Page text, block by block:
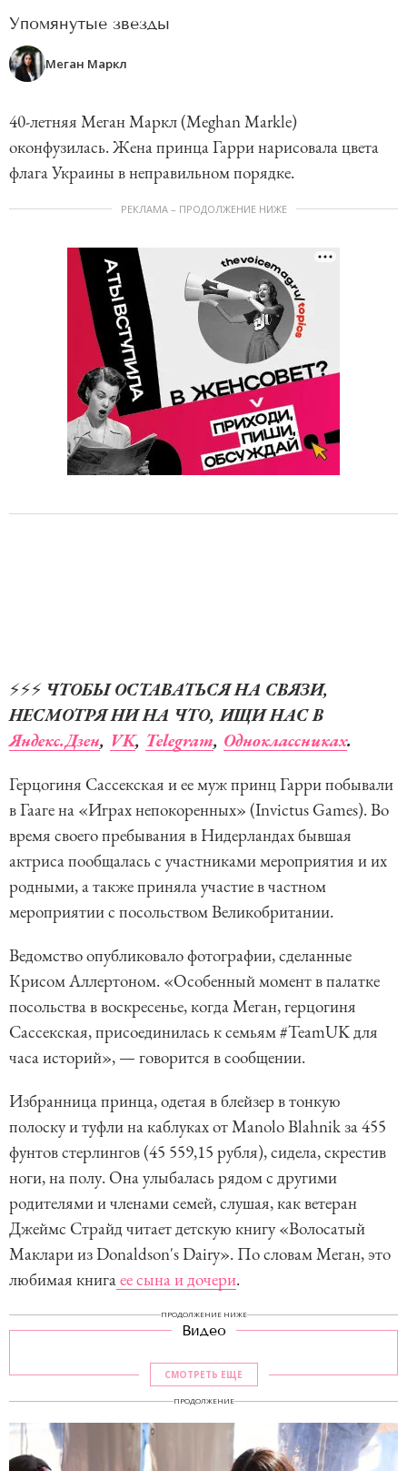
Упомянутые звезды
Меган Маркл
40-летняя Меган Маркл (Meghan Markle)
оконфузилась. Жена принца Гарри нарисовала цвета
флага Украины в неправильном порядке.
РЕКЛАМА – ПРОДОЛЖЕНИЕ НИЖЕ
⚡️⚡️⚡️ ЧТОБЫ ОСТАВАТЬСЯ НА СВЯЗИ,
НЕСМОТРЯ НИ НА ЧТО, ИЩИ НАС В
Яндекс.Дзен, VK, Telegram, Одноклассниках.
Герцогиня Сассекская и ее муж принц Гарри побывали
в Гааге на «Играх непокоренных» (Invictus Games). Во
время своего пребывания в Нидерландах бывшая
актриса пообщалась с участниками мероприятия и их
родными, а также приняла участие в частном
мероприятии с посольством Великобритании.
Ведомство опубликовало фотографии, сделанные
Крисом Аллертоном. «Особенный момент в палатке
посольства в воскресенье, когда Меган, герцогиня
Сассекская, присоединилась к семьям #TeamUK для
часа историй», — говорится в сообщении.
Избранница принца, одетая в блейзер в тонкую
полоску и туфли на каблуках от Manolo Blahnik за 455
фунтов стерлингов (45 559,15 рубля), сидела, скрестив
ноги, на полу. Она улыбалась рядом с другими
родителями и членами семей, слушая, как ветеран
Джеймс Страйд читает детскую книгу «Волосатый
Маклари из Donaldson's Dairy». По словам Меган, это
любимая книгаее сына и дочери.
ПРОДОЛЖЕНИЕ НИЖЕ
Видео
СМОТРЕТЬ ЕЩЕ
ПРОДОЛЖЕНИЕ